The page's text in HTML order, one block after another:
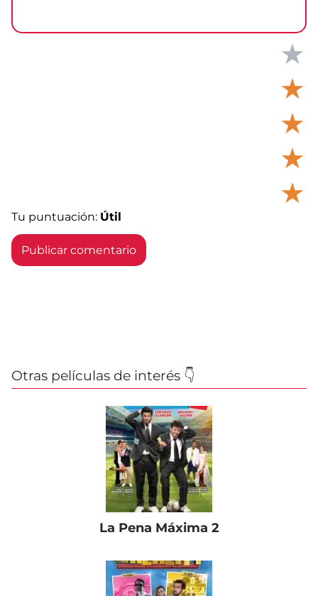
★
★
★
★
★
Tu puntuación: Útil
Otras películas de interés 👇
La Pena Máxima 2